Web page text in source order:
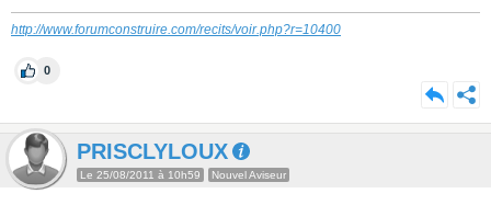
http://www.forumconstruire.com/recits/voir.php?r=10400
0
PRISCLYLOUX
Le 25/08/2011 à 10h59 Nouvel Aviseur